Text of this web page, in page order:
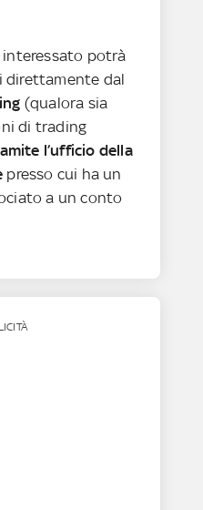
interessato potrà
dal
(qualora sia
di trading
l’ufficio della
presso cui ha un
a un conto